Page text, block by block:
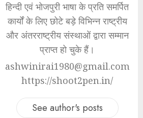
हिन्दी एवं भोजपुरी भाषा के प्रति समर्पित
कार्यों के लिए छोटे बड़े विभिन्न राष्ट्रीय
और अंतरराष्ट्रीय संस्थाओं द्वारा सम्मान
प्राप्त हो चुके हैं।
ashwinirai1980@gmail.com
https://shoot2pen.in/
See author's posts